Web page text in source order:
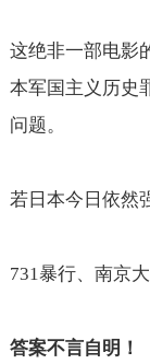
这绝非一部电影
本军国主义历史
问题。
若日本今日依然
731暴行、南京
答案不言自明！